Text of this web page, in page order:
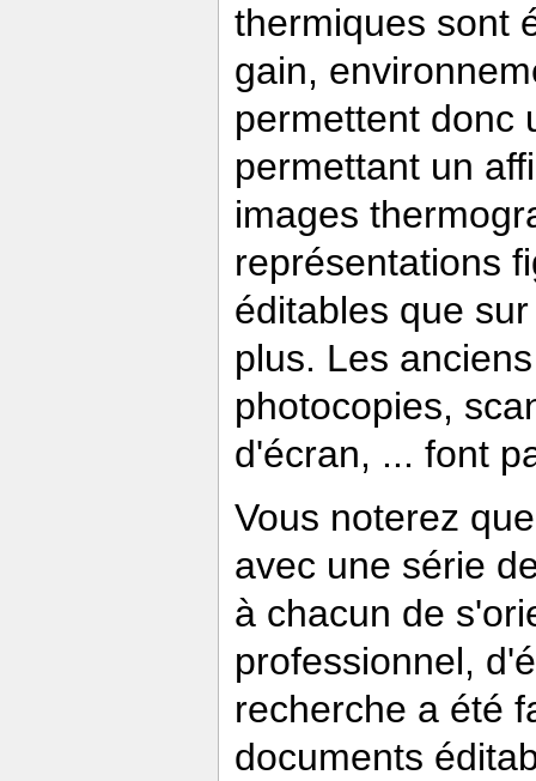
thermiques sont
gain,
permettent donc
permettant un
images
représentations
éditables que
plus. Les
photocopies,
d'écran, ... font
Vous noterez
avec une série
à chacun de
professionnel,
recherche a été
documents